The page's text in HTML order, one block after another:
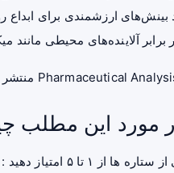
بینش‌های ارزشمندی برای
برابر آلاینده‌های محیطی مانند
مورد این مطلب
۱ تا ۵ امتیاز دهید :